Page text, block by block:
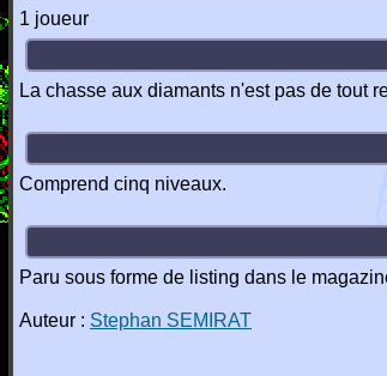
1 joueur
La chasse aux diamants n'est pas de tout
Comprend cinq niveaux.
Paru sous forme de listing dans le
Auteur : Stephan SEMIRAT